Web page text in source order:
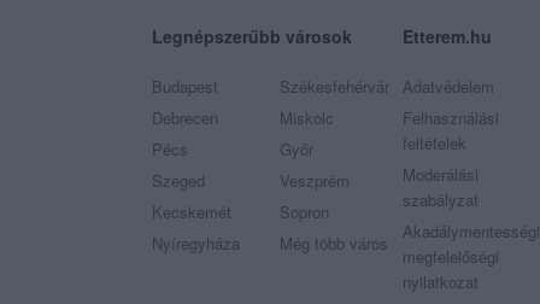
Legnépszerűbb városok
Budapest
Debrecen
Pécs
Szeged
Kecskemét
Nyíregyháza
Székesfehérvár
Miskolc
Győr
Veszprém
Sopron
Még több város
Etterem.hu
Adatvédelem
Felhasználási
feltételek
Moderálási
szabályzat
Akadálymentességi
megfelelőségi
nyilatkozat